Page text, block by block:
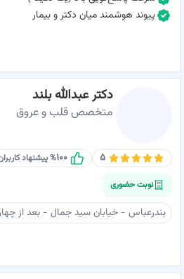
پیوند هوشمند میان دکتر و بیمار
دکتر عبدالله بلند
متخصص قلب و عروق
۵ ۱۰۰% پیشنهاد
نوبت حضوری